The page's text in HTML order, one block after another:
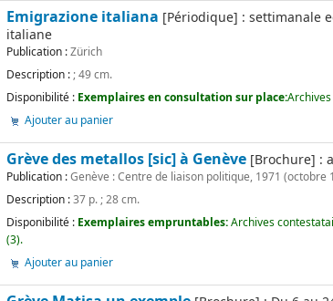
Emigrazione italiana [Périodique] : settimanale
italiane
Publication :Zürich
Description :; 49 cm.
Disponibilité : Exemplaires en consultation sur place:
Ajouter au panier
Grève des metallos [sic] à Genève [Brochure] :
Publication :Genève : Centre de liaison politique, 1971 (octobre
Description :37 p. ; 28 cm.
Disponibilité : Exemplaires empruntables:Archives
(3).
Ajouter au panier